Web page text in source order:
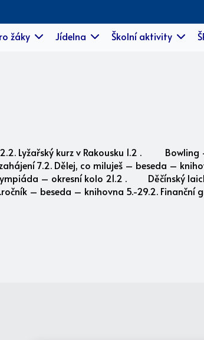
žáky Jídelna Školní aktivity
2.2. Lyžařský kurz v Rakousku 1.2 .
7.2. Dělej, co miluješ – beseda –
– okresní kolo 21.2 . Děčínský
– beseda – knihovna 5.-29.2.